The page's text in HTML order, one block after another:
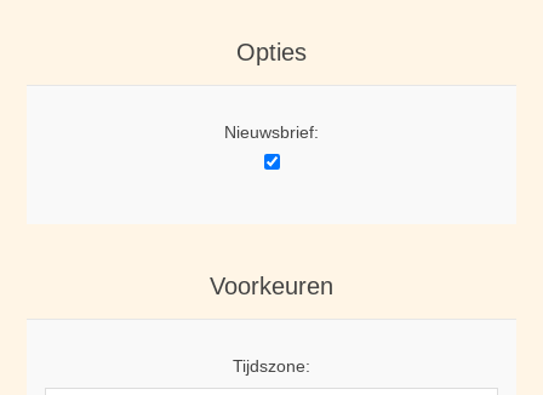
Opties
Nieuwsbrief:
Voorkeuren
Tijdszone: